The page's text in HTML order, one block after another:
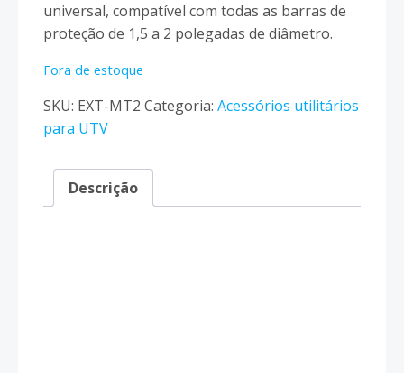
era:
é:
universal, compatível com todas as barras de
proteção de 1,5 a 2 polegadas de diâmetro.
Fora de estoque
SKU: EXT-MT2 Categoria: Acessórios utilitários
para UTV
Descrição